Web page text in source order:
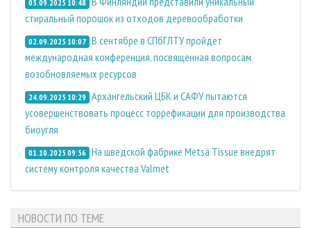
03.09.2025 10:48
стиральный порошок из отходов деревообработки
02.09.2025 10:07 В сентябре в СПбГЛТУ пройдет
международная конференция, посвященная вопросам
возобновляемых ресурсов
24.09.2025 10:29 Архангельский ЦБК и САФУ пытаются
усовершенствовать процесс торрефикации для производства
биоугля
01.10.2025 09:56 На шведской фабрике Metsä Tissue внедрят
систему контроля качества Valmet
НОВОСТИ ПО ТЕМЕ